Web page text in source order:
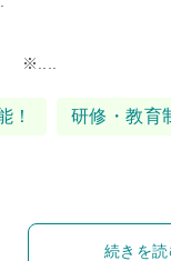
※....
！ 研修・教育
続きを